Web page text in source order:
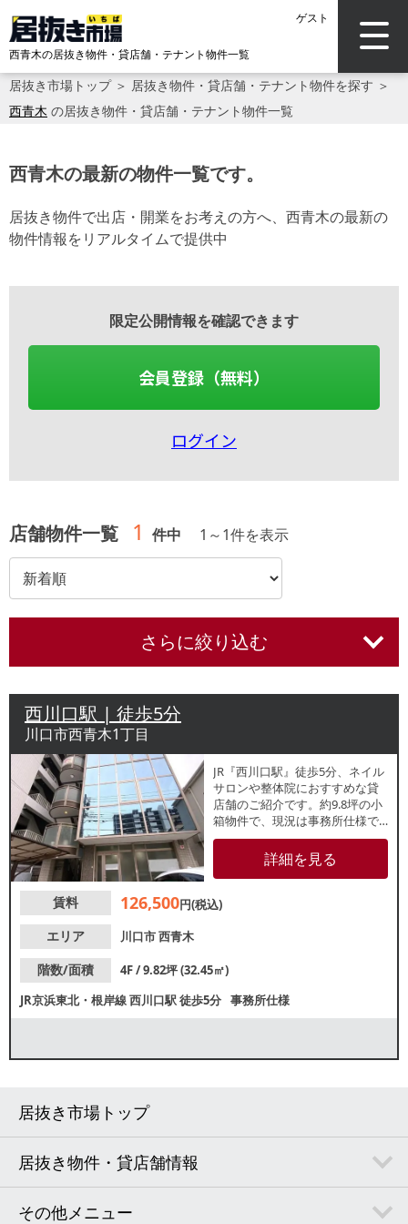
ゲスト
西青木の居抜き物件・貸店舗・テナント物件一覧
居抜き市場トップ＞ 居抜き物件・貸店舗・テナント物件を探す ＞
西青木 の居抜き物件・貸店舗・テナント物件一覧
西青木の最新の物件一覧です。
居抜き物件で出店・開業をお考えの方へ、西青木の最新の
物件情報をリアルタイムで提供中
限定公開情報を確認できます
会員登録（無料）
ログイン
店舗物件一覧 1 件中 1 ～1件を表示
さらに絞り込む
西川口駅 | 徒歩5分
川口市西青木1丁目
JR『西川口駅』徒歩5分、ネイル
サロンや整体院におすすめな貸
店舗のご紹介です。約9.8坪の小
箱物件で、現況は事務所仕様で
す。以前はエステサロンが営業
していました。4階ですので眺望
良好。エレベーターもございま
せください。
詳細を見る
賃料 126,500円(税込)
エリア
川口市西青木
階数/面積
4F / 9.82坪 (32.45㎡)
JR京浜東北・根岸線西川口駅徒歩5分 事務所仕様
居抜き市場トップ
居抜き物件・貸店舗情報
その他メニュー